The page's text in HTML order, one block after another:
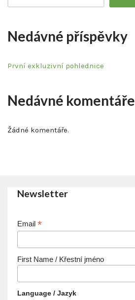
Nedávné příspěvky
První exkluzivní pohlednice
Nedávné komentáře
Žádné komentáře.
Newsletter
Email *
First Name / Křestní jméno
Language / Jazyk